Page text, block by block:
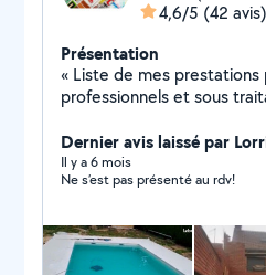
4,6/5 (42 avis)
Présentation
« Liste de mes prestations
professionnels et sous
*Carrelage *Faïence *parquet *Travertin*la peinture et
le placo (collé, raillé,
façade, peinture façade,
*montage meuble en kit,
et ancien, prix
Dernier avis laissé par
Il y a 6 mois
Ne s’est pas présenté au rdv!